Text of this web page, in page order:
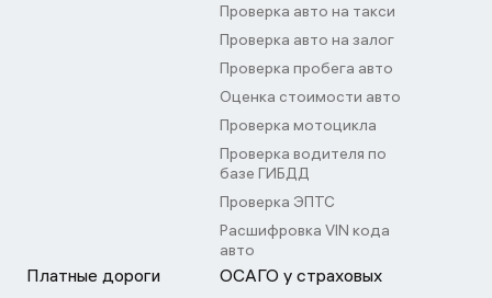
Проверка авто на такси
Проверка авто на залог
Проверка пробега авто
Оценка стоимости авто
Проверка мотоцикла
Проверка водителя по
базе ГИБДД
Проверка ЭПТС
Расшифровка VIN кода
авто
Платные дороги ОСАГО у страховых